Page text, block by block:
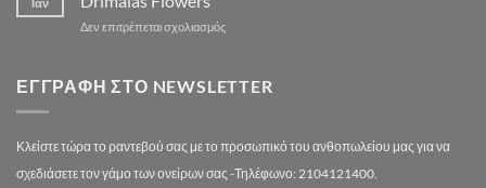
Τάσεις
Αθήνα
Δεν επιτρέπεται σχολιασμόςστο
στον
Drimalas
Flowers
ΕΓΓΡΑΦΉ ΣΤΟ NEWSLETTER
Κλείστε τώρα το ραντεβού σας με το προσωπικό του ανθοπωλείου μας για να
σχεδιάσετε τον γάμο των ονείρων σας -Τηλέφωνο: 2104121400.